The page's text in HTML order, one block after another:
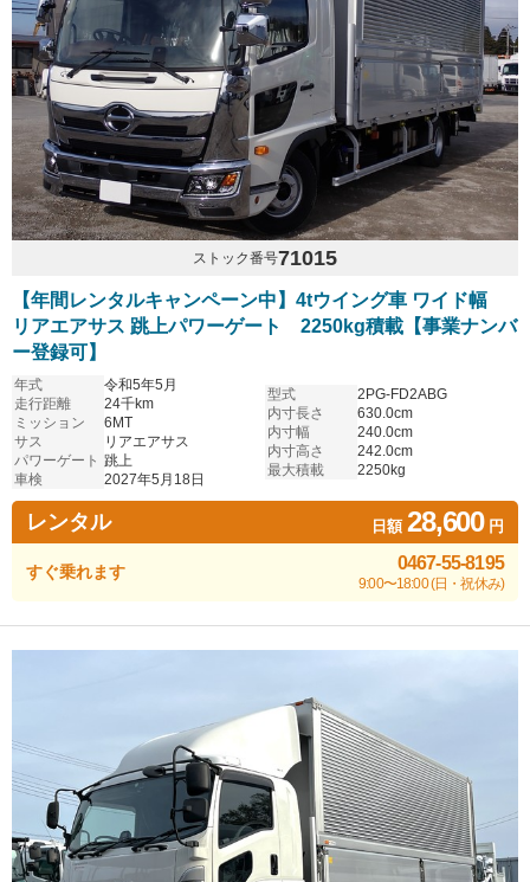
ストック番号71015
【年間レンタルキャンペーン中】4tウイング車 ワイド幅
リアエアサス 跳上パワーゲート 2250kg積載【事業ナンバ
ー登録可】
年式
令和5年5月
走行距離
24千km
ミッション
6MT
サス
リアエアサス
パワーゲート 跳上
車検
2027年5月18日
型式
2PG-FD2ABG
内寸長さ
630.0cm
内寸幅
240.0cm
内寸高さ
242.0cm
最大積載
2250kg
レンタル 日額28,600円
すぐ乗れます 0467-55-8195
9:00〜18:00 (日・祝休み)